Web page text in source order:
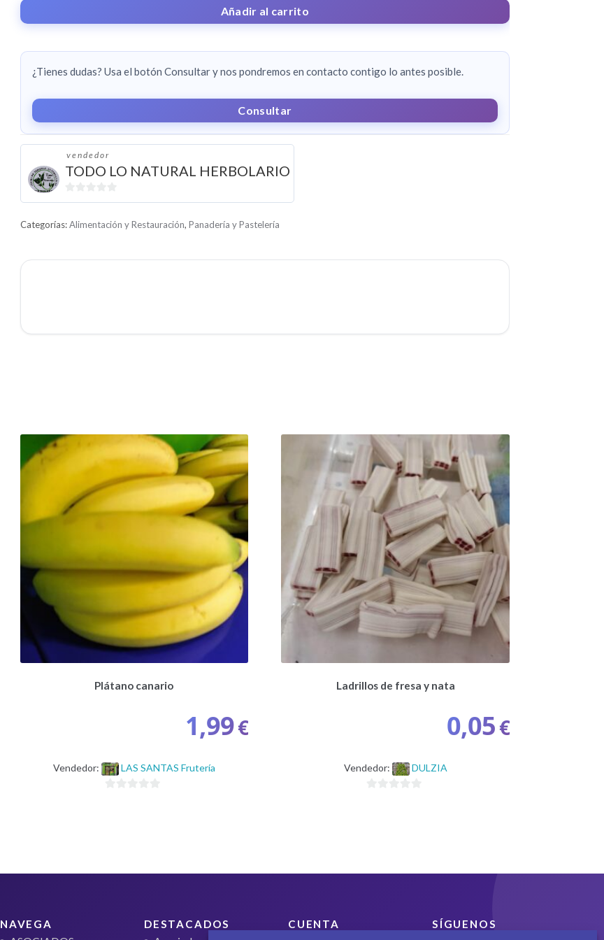
CANTIDAD
Añadir al carrito
¿Tienes dudas? Usa el botón Consultar y nos pondremos en contacto contigo lo antes posible.
Consultar
vendedor
TODO LO NATURAL HERBOLARIO
0
e
Categorías:Alimentación y Restauración, Panadería y Pastelería
Plátano canario
1,99€
Vendedor: LAS SANTAS Frutería
Ladrillos de fresa y nata
0,05€
Vendedor: DULZIA
NAVEGA
DESTACADOS
CUENTA
SÍGUENOS